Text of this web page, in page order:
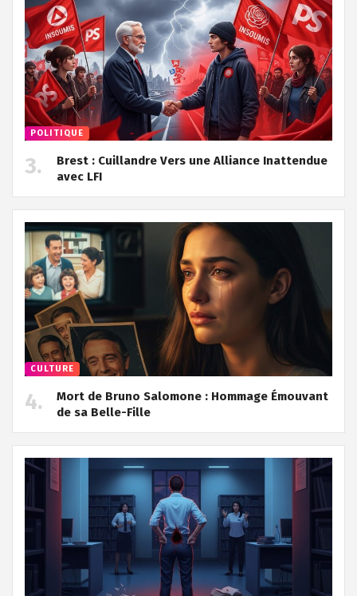
POLITIQUE
Brest : Cuillandre Vers une Alliance Inattendue
avec LFI
CULTURE
Mort de Bruno Salomone : Hommage Émouvant
de sa Belle-Fille